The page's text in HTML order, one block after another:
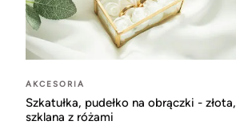
AKCESORIA
Szkatułka, pudełko na obrączki - złota,
szklana z różami